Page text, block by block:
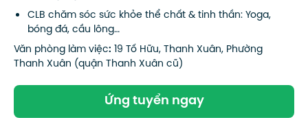
CLB chăm sóc sức khỏe thể chất & tinh thần: Yoga,
bóng đá, cầu lông…
Văn phòng làm việc: 19 Tố Hữu, Thanh Xuân, Phường
Thanh Xuân (quận Thanh Xuân cũ)
Ứng tuyển ngay